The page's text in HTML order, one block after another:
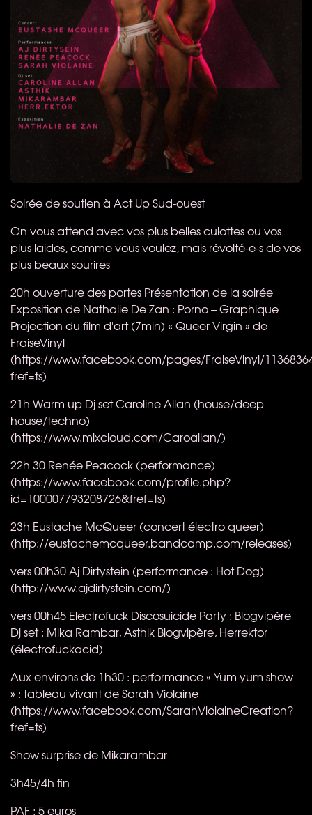
Soirée de soutien à Act Up Sud-ouest​
On vous attend avec vos plus belles culottes ou vos
plus laides, comme vous voulez, mais révolté-e-s de vos
plus beaux sourires
20h ouverture des portes Présentation de la soirée
Exposition de Nathalie De Zan : Porno – Graphique
Projection du film d'art (7min) « Queer Virgin » de
FraiseVinyl
(https://www.facebook.com/pages/FraiseVinyl/
fref=ts)
21h Warm up Dj set Caroline Allan (house/deep
house/techno)
(https://www.mixcloud.com/Caroallan/)
22h 30 Renée Peacock (performance)
(https://www.facebook.com/profile.php?
id=100007793208726&fref=ts)
23h Eustache McQueer​ (concert électro queer)
(http://eustachemcqueer.bandcamp.com/releases)
vers 00h30 Aj Dirtystein (performance : Hot Dog)
(http://www.ajdirtystein.com/)
vers 00h45 Electrofuck Discosuicide Party : Blogvipère
Dj set : Mika Rambar, Asthik Blogvipère, Herrektor
(électrofuckacid)
Aux environs de 1h30 : performance « Yum yum show
» : tableau vivant de Sarah Violaine
(https://www.facebook.com/SarahViolaineCreation?
fref=ts)
Show surprise de Mikarambar
3h45/4h fin
PAF : 5 euros